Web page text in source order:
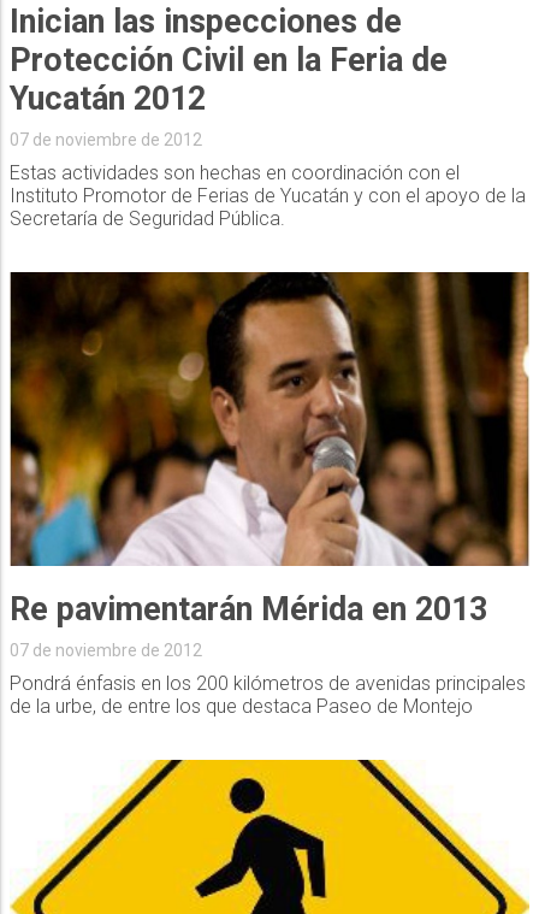
Inician las inspecciones de
Protección Civil en la Feria de
Yucatán 2012
07 de noviembre de 2012
Estas actividades son hechas en coordinación con el
Instituto Promotor de Ferias de Yucatán y con el apoyo de la
Secretaría de Seguridad Pública.
Re pavimentarán Mérida en 2013
07 de noviembre de 2012
Pondrá énfasis en los 200 kilómetros de avenidas principales
de la urbe, de entre los que destaca Paseo de Montejo